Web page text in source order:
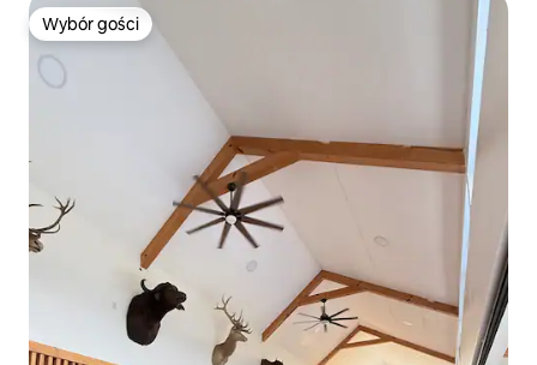
Wybór gości
Wybór gości